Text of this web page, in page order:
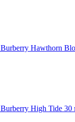
Burberry Hawthorn
Burberry High Tide 30